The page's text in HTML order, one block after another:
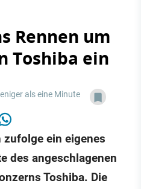
Rennen um
Toshiba ein
als eine Minute
ein eigenes
des angeschlagenen
Toshiba. Die